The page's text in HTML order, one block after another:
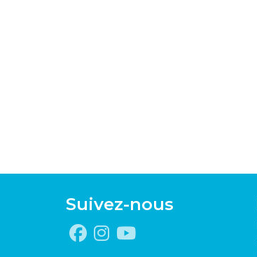
Suivez-nous